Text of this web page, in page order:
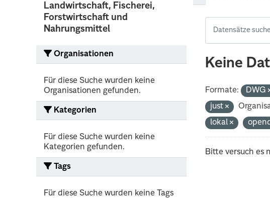
Landwirtschaft, Fischerei,
Forstwirtschaft und
Nahrungsmittel
Organisationen
Für diese Suche wurden keine
Organisationen gefunden.
Kategorien
Für diese Suche wurden keine
Kategorien gefunden.
Tags
Für diese Suche wurden keine Tags
Keine
Formate: DWG
just
lokal
Bitte versuch es